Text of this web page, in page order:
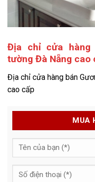
Địa chỉ cửa hàng
tường Đà Nẵng cao
Địa chỉ cửa hàng bán
cao cấp
MUA